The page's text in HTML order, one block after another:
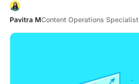
Pavitra MContent Operations Specialist